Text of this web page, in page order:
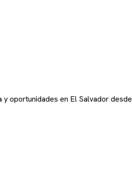
y oportunidades en El Salvador